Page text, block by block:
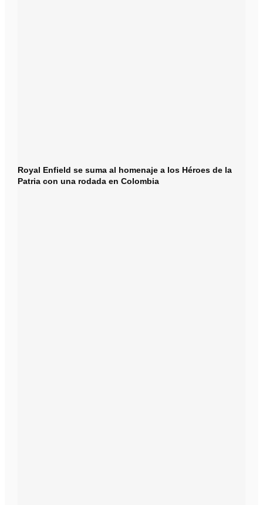
Royal Enfield se suma al homenaje a los Héroes de la
Patria con una rodada en Colombia